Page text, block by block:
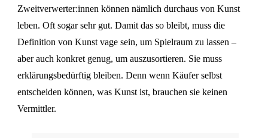
Zweitverwerter:innen können nämlich durchaus von Kunst
leben. Oft sogar sehr gut. Damit das so bleibt, muss die
Definition von Kunst vage sein, um Spielraum zu lassen –
aber auch konkret genug, um auszusortieren. Sie muss
erklärungsbedürftig bleiben. Denn wenn Käufer selbst
entscheiden können, was Kunst ist, brauchen sie keinen
Vermittler.